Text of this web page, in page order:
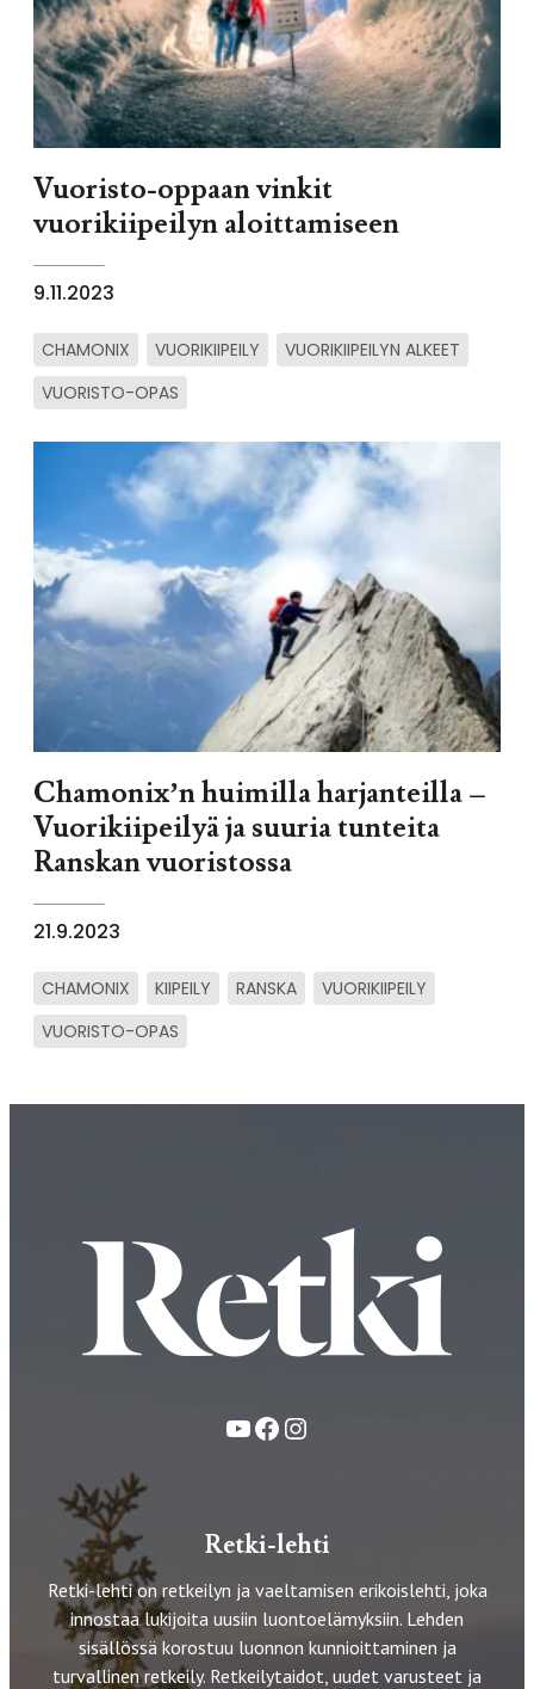
Vuoristo-oppaan vinkit
vuorikiipeilyn aloittamiseen
9.11.2023
CHAMONIX VUORIKIIPEILY
VUORIKIIPEILYN ALKEET
VUORISTO-OPAS
Chamonix’n huimilla harjanteilla –
Vuorikiipeilyä ja suuria tunteita
Ranskan vuoristossa
21.9.2023
CHAMONIX KIIPEILY RANSKA
VUORIKIIPEILY
VUORISTO-OPAS
YouTube
FacebookInstagram
Retki-lehti
Retki-lehti on retkeilyn ja vaeltamisen erikoislehti, joka
innostaa lukijoita uusiin luontoelämyksiin. Lehden
sisällössä korostuu luonnon kunnioittaminen ja
turvallinen retkeily. Retkeilytaidot, uudet varusteet ja